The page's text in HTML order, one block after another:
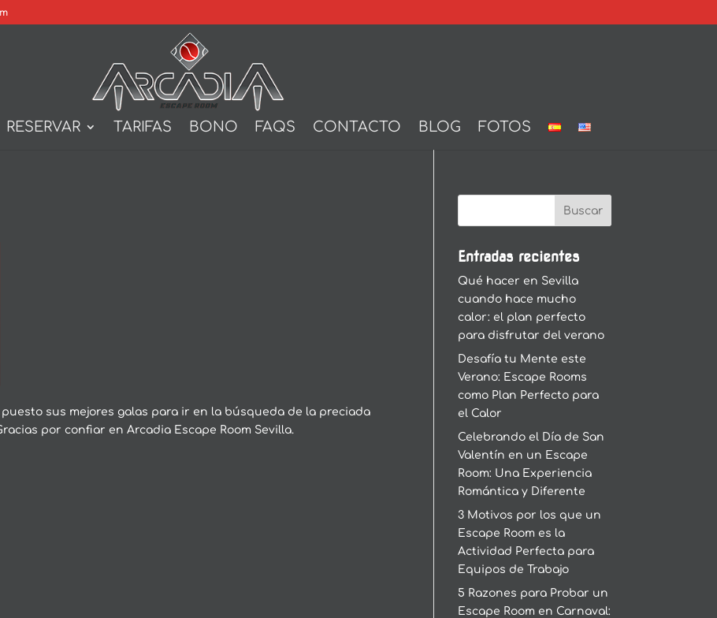
RESERVAR TARIFAS BONO FAQS CONTACTO BLOG FOTOS
sus mejores galas para ir en la búsqueda de la preciada
por confiar en Arcadia Escape Room Sevilla.
Entradas recientes
Qué hacer en Sevilla
cuando hace mucho
calor: el plan perfecto
para disfrutar del verano
Desafía tu Mente este
Verano: Escape Rooms
como Plan Perfecto para
el Calor
Celebrando el Día de San
Valentín en un Escape
Room: Una Experiencia
Romántica y Diferente
3 Motivos por los que un
Escape Room es la
Actividad Perfecta para
Equipos de Trabajo
5 Razones para Probar un
Escape Room en Carnaval: